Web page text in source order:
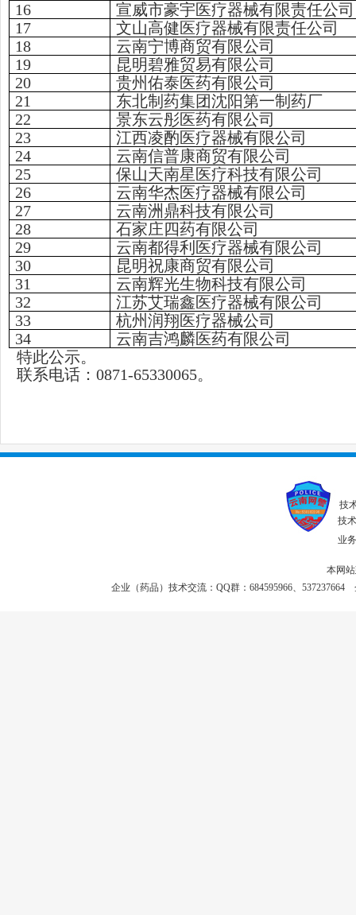
16
宣威市豪宇医疗器械有限责任公司
17
文山高健医疗器械有限责任公司
18
云南宁博商贸有限公司
19
昆明碧雅贸易有限公司
20
贵州佑泰医药有限公司
21
东北制药集团沈阳第一制药厂
22
景东云彤医药有限公司
23
江西凌酌医疗器械有限公司
24
云南信普康商贸有限公司
25
保山天南星医疗科技有限公司
26
云南华杰医疗器械有限公司
27
云南洲鼎科技有限公司
28
石家庄四药有限公司
29
云南都得利医疗器械有限公司
30
昆明祝康商贸有限公司
31
云南辉光生物科技有限公司
32
江苏艾瑞鑫医疗器械有限公司
33
杭州润翔医疗器械公司
34
云南吉鸿麟医药有限公司
特此公示。
联系电话：0871-65330065。
技
技
业
本网
企业（药品）技术交流：QQ群：684595966、537237664